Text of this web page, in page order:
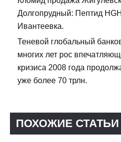
Долгопрудный: Пептид
Ивантеевка.
Теневой глобальный
многих лет рос
кризиса 2008 года
уже более 70 трлн.
ПОХОЖИЕ СТАТЬИ